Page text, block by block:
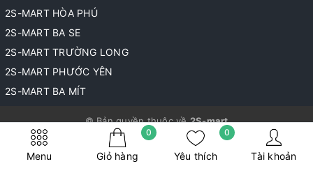
Menu Giỏ hàng
0
Yêu thích
0
Tài khoản
2S-MART HÒA PHÚ
2S-MART BA SE
2S-MART TRƯỜNG LONG
2S-MART PHƯỚC YÊN
2S-MART BA MÍT
© Bản quyền thuộc về2S-mart
Cung cấp bởi
Sapo